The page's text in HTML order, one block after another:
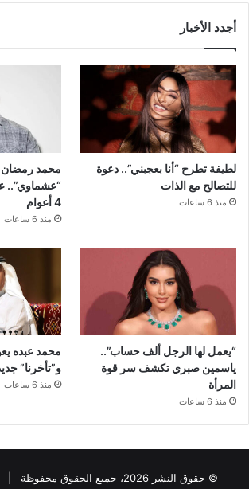
أجدد الأخبار
لطيفة تطرح “أنا بعجبني”.. دعوة
للتصالح مع الذات
منذ 6 ساعات
محمد
“عشماوي”..
4 أعوام
منذ 6 ساعات
“يعمل لها الرجل ألف حساب”..
ياسمين صبري تكشف سر قوة
المرأة
منذ 6 ساعات
محمد عبده
و”تأخرنا”
منذ 6 ساعات
© حقوق النشر 2026، جميع الحقوق محفوظة |